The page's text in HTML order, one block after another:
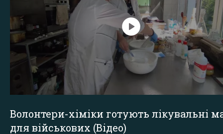
Волонтери-хіміки готують лікувальні
для військових (Відео)